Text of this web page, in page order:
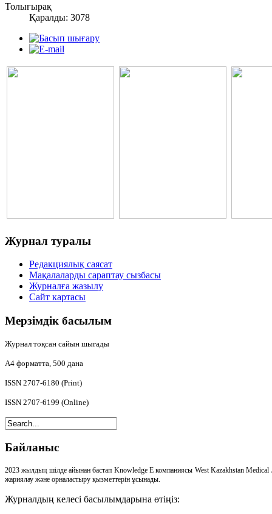
Толығырақ
Қаралды: 3078
Журнал туралы
Редакциялық саясат
Мақалаларды сараптау сызбасы
Журналға жазылу
Сайт картасы
Мерзімдік басылым
Журнал тоқсан сайын шығады
А4 форматта, 500 дана
ISSN 2707-6180 (Print)
ISSN 2707-6199 (Online)
Байланыс
2023 жылдың шілде айынан бастап Knowledge E компаниясы West Kazakhstan
жариялау және орналастыру қызметтерін ұсынады.
Журналдың келесі басылымдарына өтіңіз: